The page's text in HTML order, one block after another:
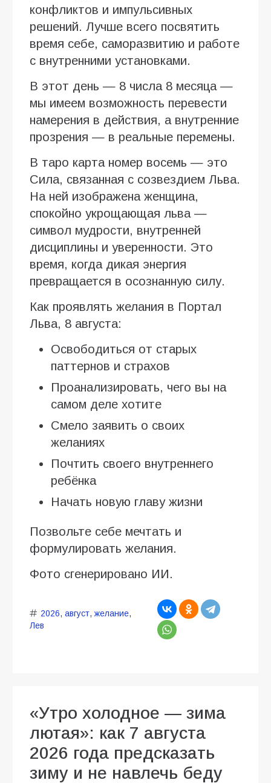
конфликтов и импульсивных
решений. Лучше всего посвятить
время себе, саморазвитию и работе
с внутренними установками.
В этот день — 8 числа 8 месяца —
мы имеем возможность перевести
намерения в действия, а внутренние
прозрения — в реальные перемены.
В таро карта номер восемь — это
Сила, связанная с созвездием Льва.
На ней изображена женщина,
спокойно укрощающая льва —
символ мудрости, внутренней
дисциплины и уверенности. Это
время, когда дикая энергия
превращается в осознанную силу.
Как проявлять желания в Портал
Льва, 8 августа:
Освободиться от старых
паттернов и страхов
Проанализировать, чего вы на
самом деле хотите
Смело заявить о своих
желаниях
Почтить своего внутреннего
ребёнка
Начать новую главу жизни
Позвольте себе мечтать и
формулировать желания.
Фото сгенерировано ИИ.
2026, август, желание,
Лев
«Утро холодное — зима
лютая»: как 7 августа
2026 года предсказать
зиму и не навлечь беду